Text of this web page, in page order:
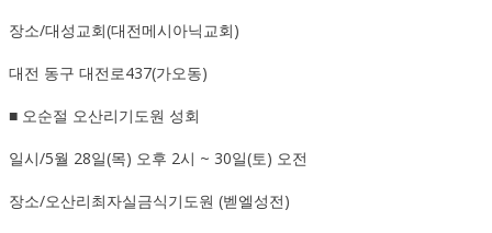
장소/대성교회(대전메시아닉교회)
대전 동구 대전로437(가오동)
■ 오순절 오산리기도원 성회
일시/5월 28일(목) 오후 2시 ~ 30일(토) 오전
장소/오산리최자실금식기도원 (벧엘성전)